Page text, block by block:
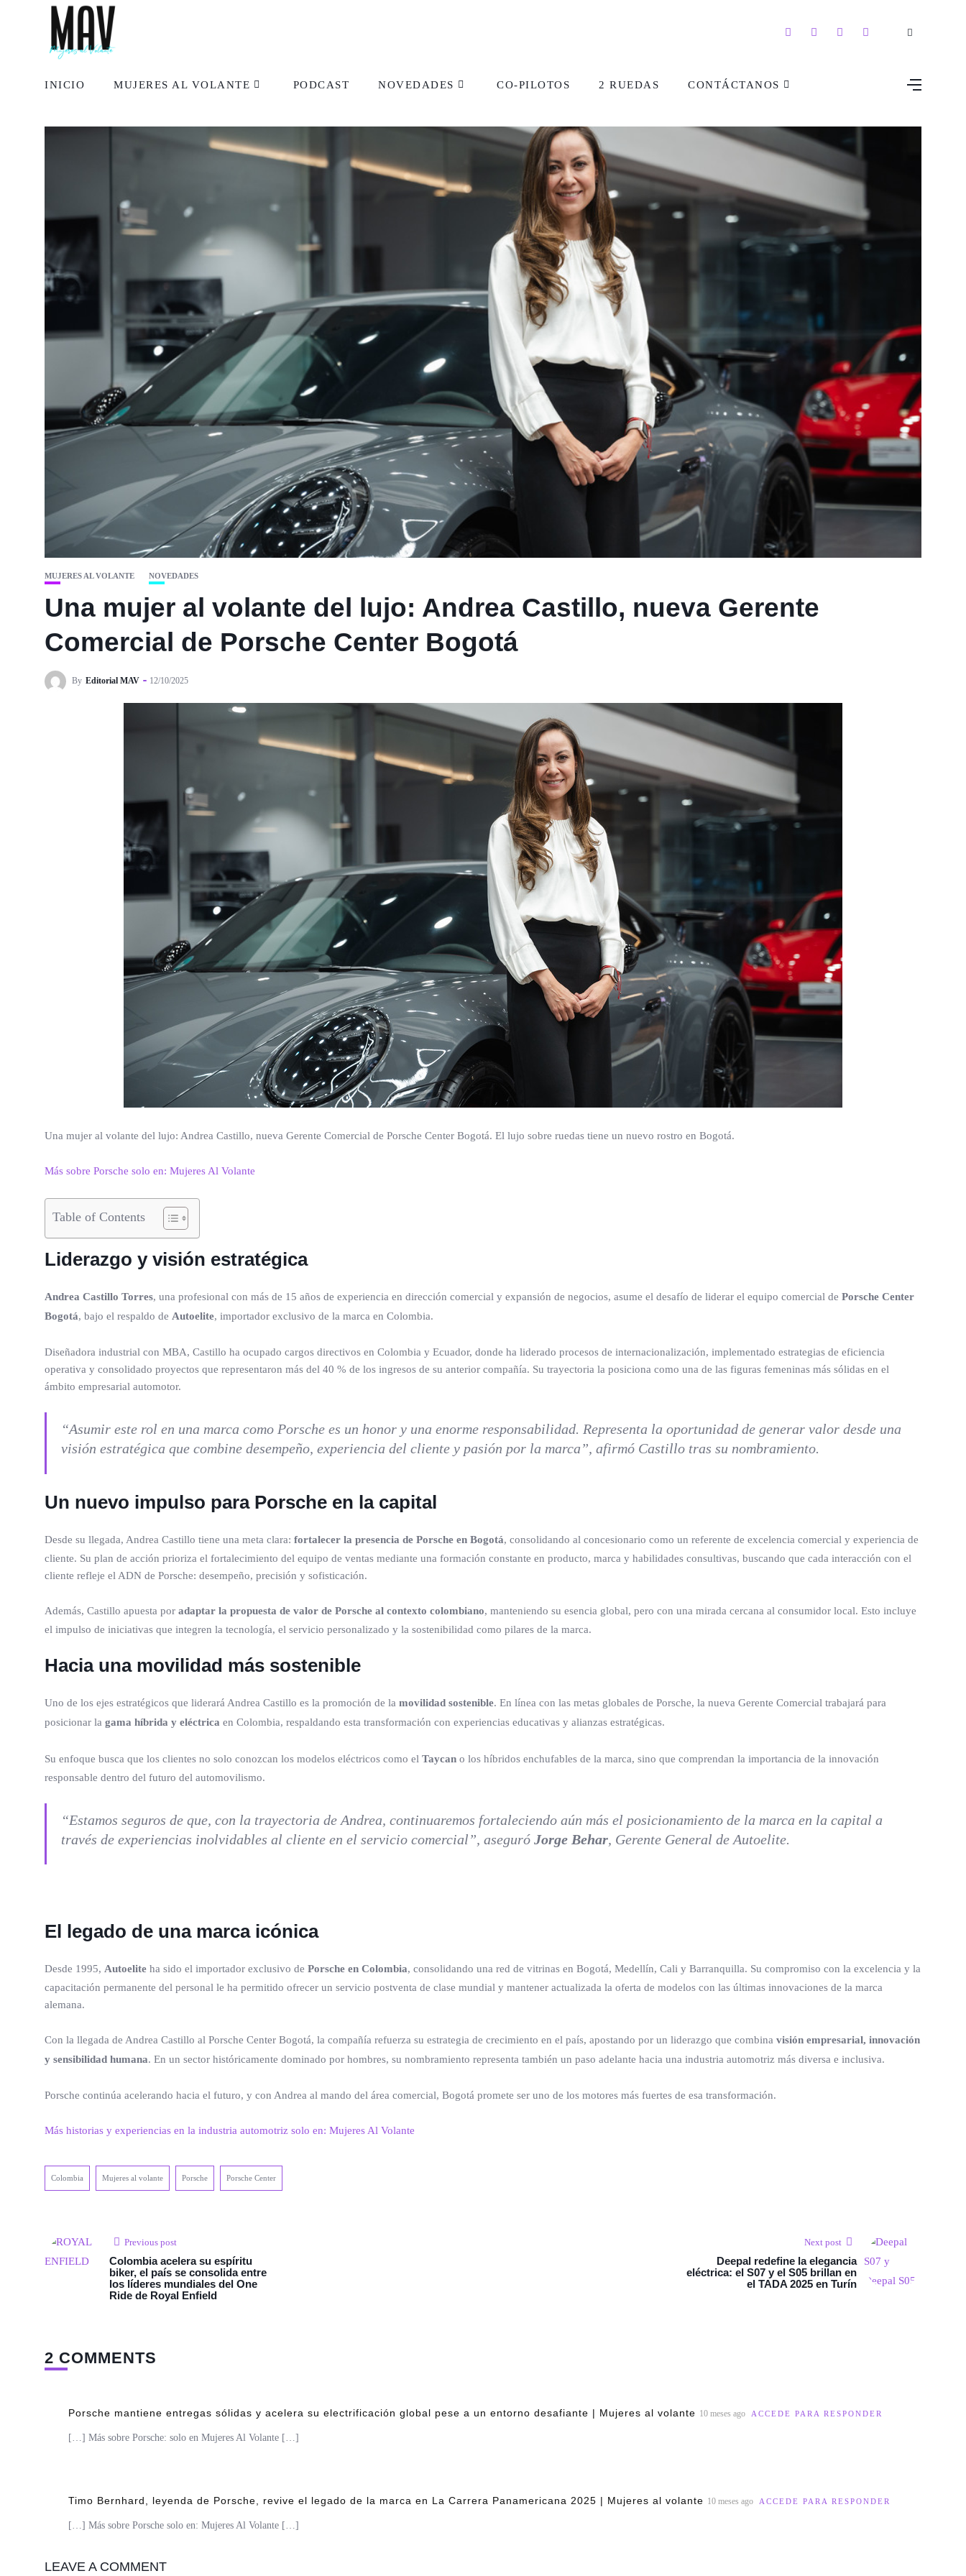
INICIO MUJERES AL VOLANTE PODCAST NOVEDADES CO-PILOTOS 2 RUEDAS CONTÁCTANOS
MUJERES AL VOLANTE NOVEDADES
Una mujer al volante del lujo: Andrea Castillo, nueva Gerente
Comercial de Porsche Center Bogotá
By Editorial MAV 12/10/2025
Una mujer al volante del lujo: Andrea Castillo, nueva Gerente Comercial de Porsche Center Bogotá. El lujo sobre ruedas tiene un nuevo rostro en Bogotá.
Más sobre Porsche solo en: Mujeres Al Volante
Table of Contents
Liderazgo y visión estratégica
Andrea Castillo Torres, una profesional con más de 15 años de experiencia en dirección comercial y expansión de negocios, asume el desafío de liderar el equipo comercial de Porsche Center
Bogotá, bajo el respaldo de Autoelite, importador exclusivo de la marca en Colombia.
Diseñadora industrial con MBA, Castillo ha ocupado cargos directivos en Colombia y Ecuador, donde ha liderado procesos de internacionalización, implementado estrategias de eficiencia
operativa y consolidado proyectos que representaron más del 40 % de los ingresos de su anterior compañía. Su trayectoria la posiciona como una de las figuras femeninas más sólidas en el
ámbito empresarial automotor.
“Asumir este rol en una marca como Porsche es un honor y una enorme responsabilidad. Representa la oportunidad de generar valor desde una
visión estratégica que combine desempeño, experiencia del cliente y pasión por la marca”, afirmó Castillo tras su nombramiento.
Un nuevo impulso para Porsche en la capital
Desde su llegada, Andrea Castillo tiene una meta clara: fortalecer la presencia de Porsche en Bogotá, consolidando al concesionario como un referente de excelencia comercial y experiencia de
cliente. Su plan de acción prioriza el fortalecimiento del equipo de ventas mediante una formación constante en producto, marca y habilidades consultivas, buscando que cada interacción con el
cliente refleje el ADN de Porsche: desempeño, precisión y sofisticación.
Además, Castillo apuesta por adaptar la propuesta de valor de Porsche al contexto colombiano, manteniendo su esencia global, pero con una mirada cercana al consumidor local. Esto incluye
el impulso de iniciativas que integren la tecnología, el servicio personalizado y la sostenibilidad como pilares de la marca.
Hacia una movilidad más sostenible
Uno de los ejes estratégicos que liderará Andrea Castillo es la promoción de la movilidad sostenible. En línea con las metas globales de Porsche, la nueva Gerente Comercial trabajará para
posicionar la gama híbrida y eléctrica en Colombia, respaldando esta transformación con experiencias educativas y alianzas estratégicas.
Su enfoque busca que los clientes no solo conozcan los modelos eléctricos como el Taycan o los híbridos enchufables de la marca, sino que comprendan la importancia de la innovación
responsable dentro del futuro del automovilismo.
“Estamos seguros de que, con la trayectoria de Andrea, continuaremos fortaleciendo aún más el posicionamiento de la marca en la capital a
través de experiencias inolvidables al cliente en el servicio comercial”, aseguró Jorge Behar, Gerente General de Autoelite.
El legado de una marca icónica
Desde 1995, Autoelite ha sido el importador exclusivo de Porsche en Colombia, consolidando una red de vitrinas en Bogotá, Medellín, Cali y Barranquilla. Su compromiso con la excelencia y la
capacitación permanente del personal le ha permitido ofrecer un servicio postventa de clase mundial y mantener actualizada la oferta de modelos con las últimas innovaciones de la marca
alemana.
Con la llegada de Andrea Castillo al Porsche Center Bogotá, la compañía refuerza su estrategia de crecimiento en el país, apostando por un liderazgo que combina visión empresarial, innovación
y sensibilidad humana. En un sector históricamente dominado por hombres, su nombramiento representa también un paso adelante hacia una industria automotriz más diversa e inclusiva.
Porsche continúa acelerando hacia el futuro, y con Andrea al mando del área comercial, Bogotá promete ser uno de los motores más fuertes de esa transformación.
Más historias y experiencias en la industria automotriz solo en: Mujeres Al Volante
Colombia Mujeres al volante Porsche Porsche Center
Previous post
Colombia acelera su espíritu
biker, el país se consolida entre
los líderes mundiales del One
Ride de Royal Enfield
Next post
Deepal redefine la elegancia
eléctrica: el S07 y el S05 brillan en
el TADA 2025 en Turín
2 COMMENTS
Porsche mantiene entregas sólidas y acelera su electrificación global pese a un entorno desafiante | Mujeres al volante 10 meses ago ACCEDE PARA RESPONDER
[…] Más sobre Porsche: solo en Mujeres Al Volante […]
Timo Bernhard, leyenda de Porsche, revive el legado de la marca en La Carrera Panamericana 2025 | Mujeres al volante 10 meses ago ACCEDE PARA RESPONDER
[…] Más sobre Porsche solo en: Mujeres Al Volante […]
LEAVE A COMMENT